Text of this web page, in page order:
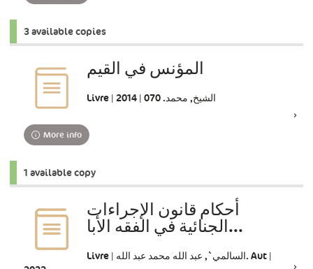
3 available copies
المؤنس في القيم
Livre | الشيخ, محمد. 070 | 2014
More info
1 available copy
أحكام قانون الإجراءات
الجنائية في الفقه الأبا...
Livre | السالمي`, عبد الله محمد عبد الله. Aut |